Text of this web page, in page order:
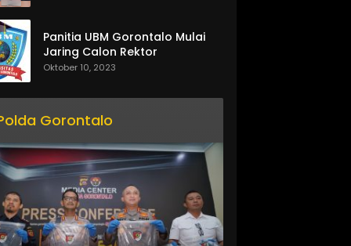
Panitia UBM Gorontalo Mulai
Jaring Calon Rektor
Oktober 10, 2023
Gorontalo